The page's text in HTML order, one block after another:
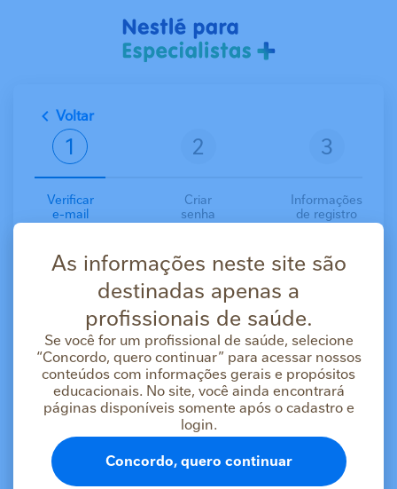
Voltar
Verificar
e-mail
Criar
senha
Informações
de registro
Com uma conta você terá acesso aos materiais
científicos, cursos e serviços.
Concordo que os dados pessoais e profissionais
fornecidos por mim sejam processados pela Nestlé
Brasil Ltda. para integrarem um diretório de
profissionais de saúde. Declaro que li e concordo com
Política de Privacidade da NESTLÉ®
Termos de usoda plataforma.
As informações neste site são
destinadas apenas a
profissionais de saúde.
Se você for um profissional de saúde, selecione
“Concordo, quero continuar” para acessar nossos
conteúdos com informações gerais e propósitos
educacionais. No site, você ainda encontrará
páginas disponíveis somente após o cadastro e
login.
Concordo, quero continuar